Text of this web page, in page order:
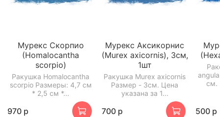
Мурекс Скорпио
(Homalocantha
scorpio)
Ракушка Homalocantha
scorpio Размеры: 4,7 см
* 2,5 см *...
970 р
Мурекс Аксикорнис
(Murex axicornis), 3см,
1шт
Ракушка Murex axicornis
Размер - 3см. Цена
указана за 1...
700 р
см.
500 р